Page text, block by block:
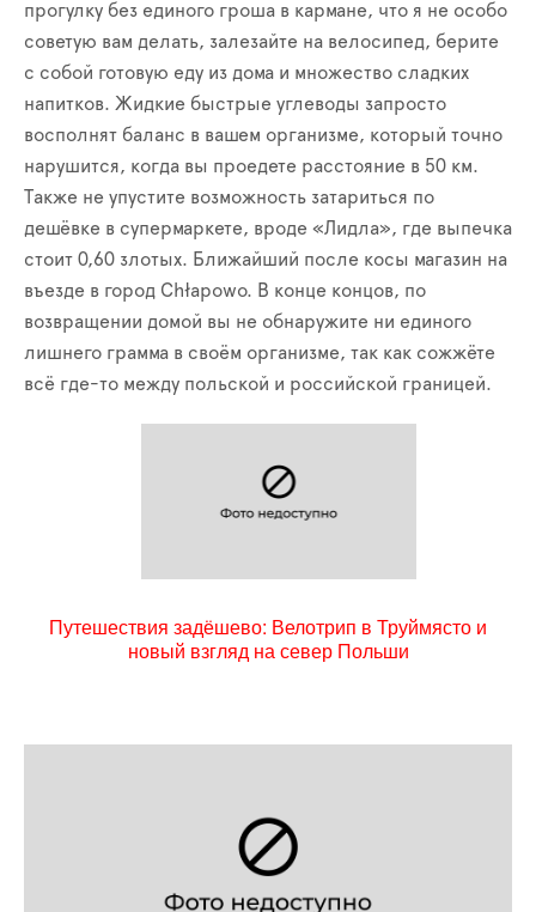
прогулку без единого гроша в кармане, что я не особо
советую вам делать, залезайте на велосипед, берите
с собой готовую еду из дома и множество сладких
напитков. Жидкие быстрые углеводы запросто
восполнят баланс в вашем организме, который точно
нарушится, когда вы проедете расстояние в 50 км.
Также не упустите возможность затариться по
дешёвке в супермаркете, вроде «Лидла», где выпечка
стоит 0,60 злотых. Ближайший после косы магазин на
въезде в город Chłapowo. В конце концов, по
возвращении домой вы не обнаружите ни единого
лишнего грамма в своём организме, так как сожжёте
всё где-то между польской и российской границей.
Путешествия задёшево: Велотрип в Труймясто и
новый взгляд на север Польши